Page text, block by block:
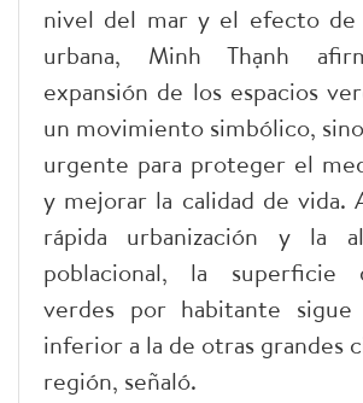
nivel del mar y el efecto de
urbana, Minh Thạnh
expansión de los espacios
un movimiento simbólico,
urgente para proteger el
y mejorar la calidad de vida.
rápida urbanización y la
poblacional, la superficie
verdes por habitante
inferior a la de otras grandes
región, señaló.